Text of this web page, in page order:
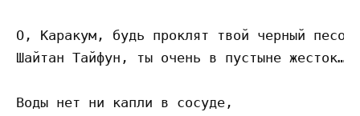
О, Каракум, будь проклят твой черный
Шайтан Тайфун, ты очень в пустыне жесток…
Воды нет ни капли в сосуде,